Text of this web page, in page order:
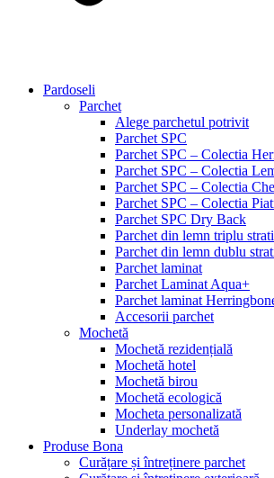
Pardoseli
Parchet
Alege parchetul potrivit
Parchet SPC
Parchet SPC – Colectia
Parchet SPC – Colectia
Parchet SPC – Colectia
Parchet SPC – Colectia
Parchet SPC Dry Back
Parchet din lemn triplu
Parchet din lemn dublu
Parchet laminat
Parchet Laminat Aqua+
Parchet laminat
Accesorii parchet
Mochetă
Mochetă rezidențială
Mochetă hotel
Mochetă birou
Mochetă ecologică
Mocheta personalizată
Underlay mochetă
Produse Bona
Curățare și întreținere parchet